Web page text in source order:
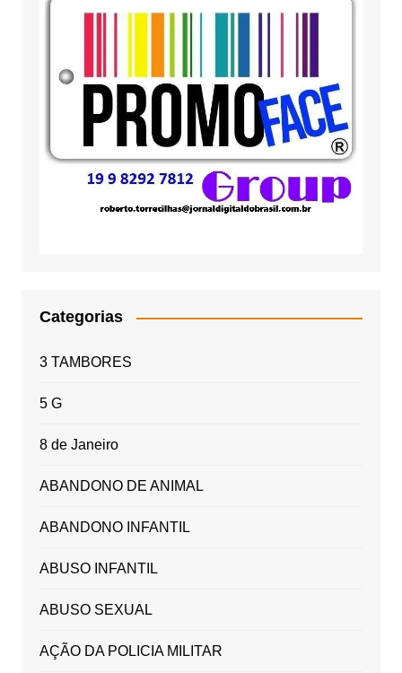
Categorias
3 TAMBORES
5 G
8 de Janeiro
ABANDONO DE ANIMAL
ABANDONO INFANTIL
ABUSO INFANTIL
ABUSO SEXUAL
AÇÃO DA POLICIA MILITAR